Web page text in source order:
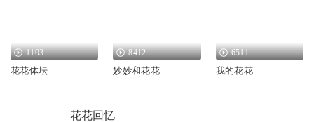
1103
花花体坛
8412
妙妙和花花
6511
我的花花
花花回忆